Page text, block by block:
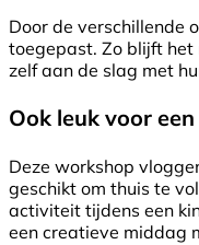
Door de verschillende
toegepast. Zo blijft het
zelf aan de slag met
Ook leuk voor
Deze workshop
geschikt om thuis te
activiteit tijdens een
een creatieve middag